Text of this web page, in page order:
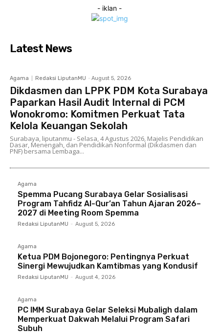
- iklan -
Latest News
Agama Redaksi LiputanMU - August 5, 2026
Dikdasmen dan LPPK PDM Kota Surabaya
Paparkan Hasil Audit Internal di PCM
Wonokromo: Komitmen Perkuat Tata
Kelola Keuangan Sekolah
Surabaya, liputanmu - Selasa, 4 Agustus 2026, Majelis Pendidikan
Dasar, Menengah, dan Pendidikan Nonformal (Dikdasmen dan
PNF) bersama Lembaga...
Agama
Spemma Pucang Surabaya Gelar Sosialisasi
Program Tahfidz Al-Qur’an Tahun Ajaran 2026–
2027 di Meeting Room Spemma
Redaksi LiputanMU - August 5, 2026
Agama
Ketua PDM Bojonegoro: Pentingnya Perkuat
Sinergi Mewujudkan Kamtibmas yang Kondusif
Redaksi LiputanMU - August 4, 2026
Agama
PC IMM Surabaya Gelar Seleksi Mubaligh dalam
Memperkuat Dakwah Melalui Program Safari
Subuh